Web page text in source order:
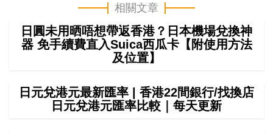
相關文章
日圓未用晒唔想帶返香港？日本機場兌換神
器 免手續費直入Suica西瓜卡【附使用方法
及位置】
日元兌港元最新匯率 | 香港22間銀行/找換店
日元兌港元匯率比較｜每天更新